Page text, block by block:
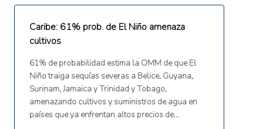
Caribe: 61% prob. de El Niño amenaza
cultivos
61% de probabilidad estima la OMM de que El
Niño traiga sequías severas a Belice, Guyana,
Surinam, Jamaica y Trinidad y Tobago,
amenazando cultivos y suministros de agua en
países que ya enfrentan altos precios de